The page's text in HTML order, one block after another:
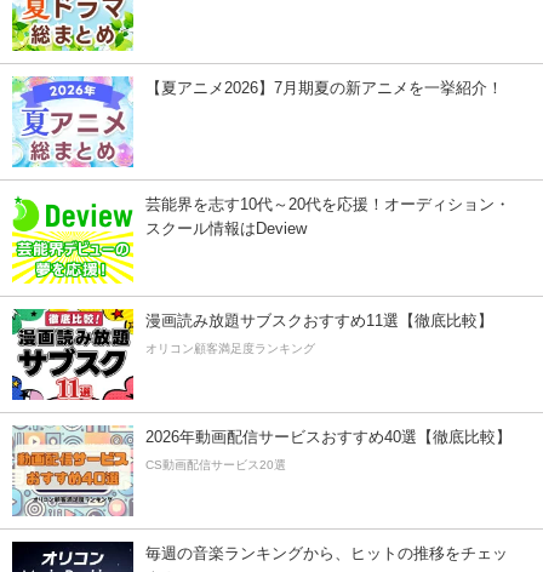
【夏アニメ2026】7月期夏の新アニメを一挙紹介！
芸能界を志す10代～20代を応援！オーディション・
スクール情報はDeview
漫画読み放題サブスクおすすめ11選【徹底比較】
オリコン顧客満足度ランキング
2026年動画配信サービスおすすめ40選【徹底比較】
CS動画配信サービス20選
毎週の音楽ランキングから、ヒットの推移をチェッ